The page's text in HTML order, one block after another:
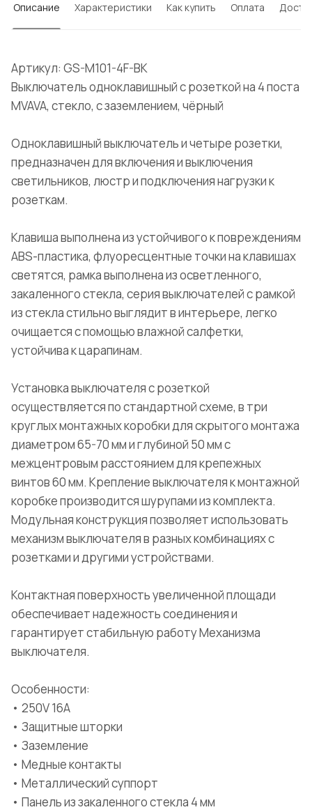
Описание Характеристики Как купить Оплата
Артикул: GS-M101-4F-BK
Выключатель одноклавишный с розеткой на 4 поста
MVAVA, стекло, с заземлением, чёрный
Одноклавишный выключатель и четыре розетки,
предназначен для включения и выключения
светильников, люстр и подключения нагрузки к
розеткам.
Клавиша выполнена из устойчивого к повреждениям
ABS-пластика, флуоресцентные точки на клавишах
светятся, рамка выполнена из осветленного,
закаленного стекла, серия выключателей с рамкой
из стекла стильно выглядит в интерьере, легко
очищается с помощью влажной салфетки,
устойчива к царапинам.
Установка выключателя с розеткой
осуществляется по стандартной схеме, в три
круглых монтажных коробки для скрытого монтажа
диаметром 65-70 мм и глубиной 50 мм с
межцентровым расстоянием для крепежных
винтов 60 мм. Крепление выключателя к монтажной
коробке производится шурупами из комплекта.
Модульная конструкция позволяет использовать
механизм выключателя в разных комбинациях с
розетками и другими устройствами.
Контактная поверхность увеличенной площади
обеспечивает надежность соединения и
гарантирует стабильную работу Механизма
выключателя.
Особенности:
• 250V 16A
• Защитные шторки
• Заземление
• Медные контакты
• Металлический суппорт
• Панель из закаленного стекла 4 мм